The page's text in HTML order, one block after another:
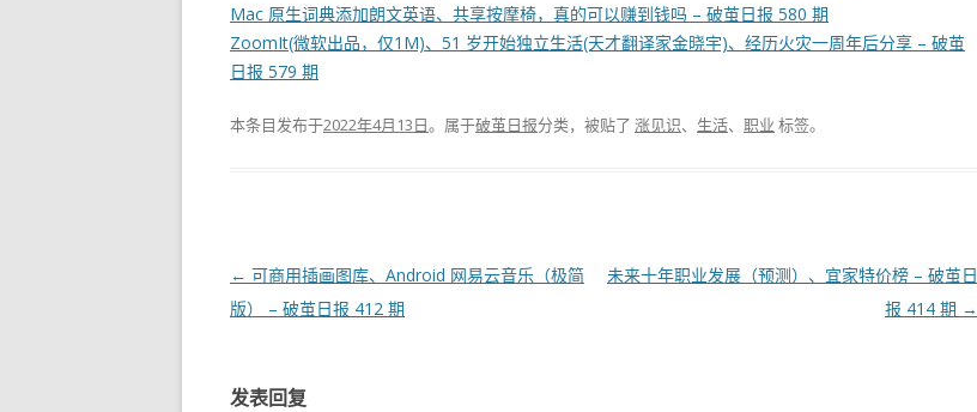
Mac 原生词典添加朗文英语、共享按摩椅，真的可以赚到钱吗 – 破茧日报 580 期
ZoomIt(微软出品，仅1M)、51 岁开始独立生活(天才翻译家金晓宇)、经历火灾一周年后分享 – 破茧
日报 579 期
本条目发布于2022年4月13日。属于破茧日报分类，被贴了 涨见识、 生活、 职业 标签。
文
章
← 可商用插画图库、Android 网易云音乐（极简
版） – 破茧日报 412 期
未来十年职业发展（预测）、宜家特价榜 – 破茧日
报 414 期 →
发表回复